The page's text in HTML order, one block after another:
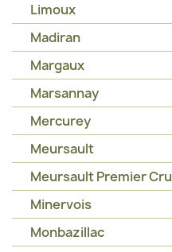
Limoux
Madiran
Margaux
Marsannay
Mercurey
Meursault
Meursault Premier Cru
Minervois
Monbazillac